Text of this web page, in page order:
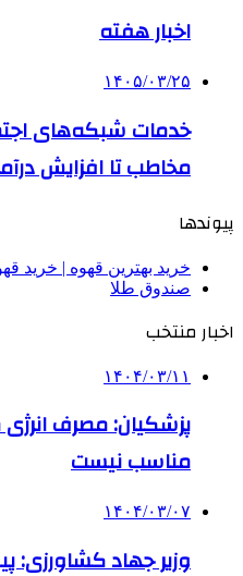
اخبار هفته
۱۴۰۵/۰۳/۲۵
مخاطب تا افزایش
پیوندها
خرید بهترین قهوه | خرید
صندوق طلا
اخبار منتخب
۱۴۰۴/۰۳/۱۱
پزشکیان: مصرف
مناسب نیست
۱۴۰۴/۰۳/۰۷
وزیر جهاد کشاورزی: